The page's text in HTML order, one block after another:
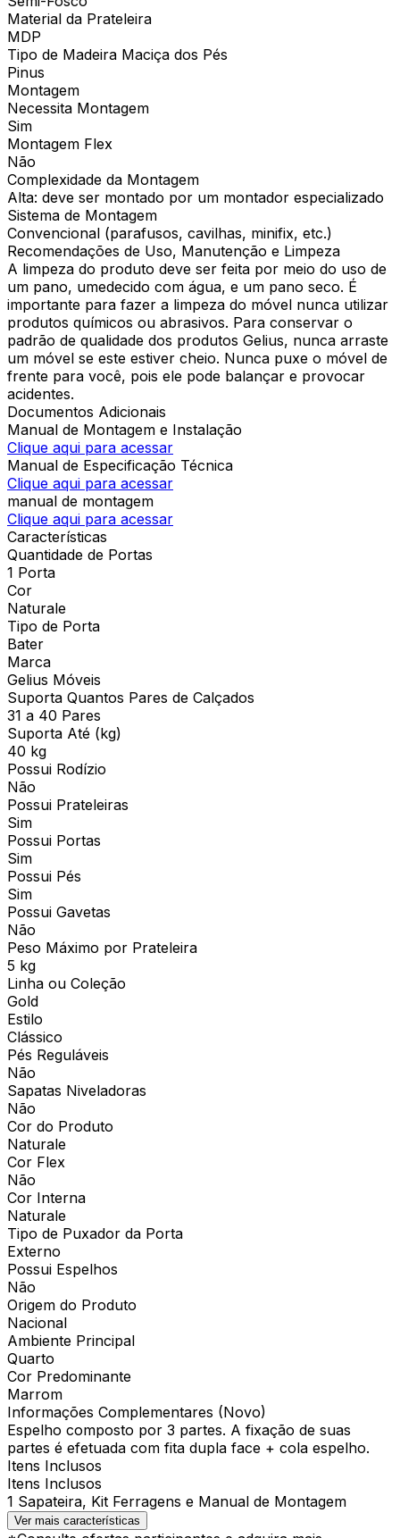
Material da Prateleira
MDP
Tipo de Madeira Maciça dos Pés
Pinus
Montagem
Necessita Montagem
Sim
Montagem Flex
Não
Complexidade da Montagem
Alta: deve ser montado por um montador especializado
Sistema de Montagem
Convencional (parafusos, cavilhas, minifix, etc.)
Recomendações de Uso, Manutenção e Limpeza
A limpeza do produto deve ser feita por meio do uso de
um pano, umedecido com água, e um pano seco. É
importante para fazer a limpeza do móvel nunca utilizar
produtos químicos ou abrasivos. Para conservar o
padrão de qualidade dos produtos Gelius, nunca arraste
um móvel se este estiver cheio. Nunca puxe o móvel de
frente para você, pois ele pode balançar e provocar
acidentes.
Documentos Adicionais
Manual de Montagem e Instalação
Clique aqui para acessar
Manual de Especificação Técnica
Clique aqui para acessar
manual de montagem
Clique aqui para acessar
Características
Quantidade de Portas
1 Porta
Cor
Naturale
Tipo de Porta
Bater
Marca
Gelius Móveis
Suporta Quantos Pares de Calçados
31 a 40 Pares
Suporta Até (kg)
40 kg
Possui Rodízio
Não
Possui Prateleiras
Sim
Possui Portas
Sim
Possui Pés
Sim
Possui Gavetas
Não
Peso Máximo por Prateleira
5 kg
Linha ou Coleção
Gold
Estilo
Clássico
Pés Reguláveis
Não
Sapatas Niveladoras
Não
Cor do Produto
Naturale
Cor Flex
Não
Cor Interna
Naturale
Tipo de Puxador da Porta
Externo
Possui Espelhos
Não
Origem do Produto
Nacional
Ambiente Principal
Quarto
Cor Predominante
Marrom
Informações Complementares (Novo)
Espelho composto por 3 partes. A fixação de suas
partes é efetuada com fita dupla face + cola espelho.
Itens Inclusos
Itens Inclusos
1 Sapateira, Kit Ferragens e Manual de Montagem
Ver mais características